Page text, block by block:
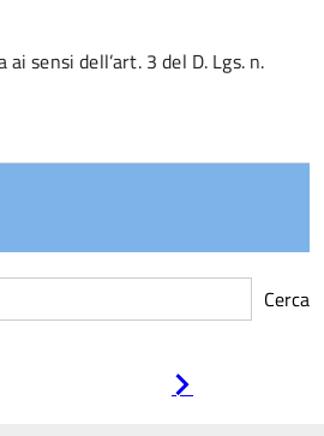
sensi dell’art. 3 del D. Lgs. n.
Cerca